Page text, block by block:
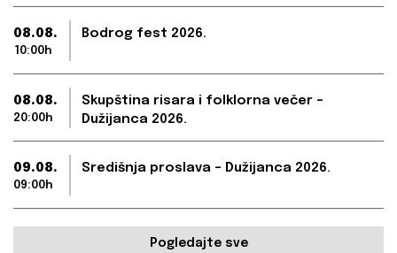
08.08.
10:00h
Bodrog fest 2026.
08.08.
20:00h
Skupština risara i folklorna večer –
Dužijanca 2026.
09.08.
09:00h
Središnja proslava – Dužijanca 2026.
Pogledajte sve